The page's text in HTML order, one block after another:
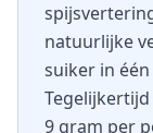
natuurlijke
suiker in
9 gram per